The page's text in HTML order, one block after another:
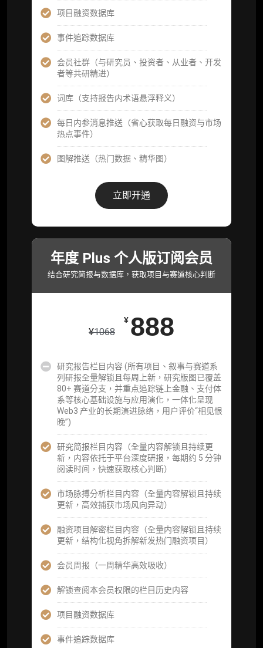
项目融资数据库
事件追踪数据库
会员社群（与研究员、投资者、从业者、开发
者等共研精进）
词库（支持报告内术语悬浮释义）
每日内参消息推送（省心获取每日融资与市场
热点事件）
图解推送（热门数据、精华图）
立即开通
年度 Plus 个人版订阅会员
结合研究简报与数据库，获取项目与赛道核心判断
¥1068
¥ 888
研究报告栏目内容 (所有项目、叙事与赛道系
列研报全量解锁且每周上新，研究版图已覆盖
80+ 赛道分支，并重点追踪链上金融、支付体
系等核心基础设施与应用演化，一体化呈现
Web3 产业的长期演进脉络，用户评价“相见恨
晚”)
研究简报栏目内容（全量内容解锁且持续更
新，内容依托于平台深度研报，每期约 5 分钟
阅读时间，快速获取核心判断）
市场脉搏分析栏目内容（全量内容解锁且持续
更新，高效捕获市场风向异动）
融资项目解密栏目内容（全量内容解锁且持续
更新，结构化视角拆解新发热门融资项目）
会员周报（一周精华高效吸收）
解锁查阅本会员权限的栏目历史内容
项目融资数据库
事件追踪数据库
分析师专属答疑服务（3 次提问，话题需审
淀内容）​
研精进）
可下载报告 PDF 版（12 次/年）
供，2次/年)
列研报全量解锁且每周上新，研究版图已覆盖
80+ 赛道分支，并重点追踪链上金融、支付体
系等核心基础设施与应用演化，一体化呈现
研究简报栏目内容（内容依托于研报，快速获
取研究对象核心判断）
市场脉搏分析、融资项目解密栏目内容（持续
项目融资数据库
会员周报（一周精华高效吸收）
解锁本会员权限的栏目历史内容
词库（支持报告内术语悬浮释义）
每日内参消息推送
研究方向沟通与反馈
定制化研究报告折扣（9.5 折）
立即开通
机构高级年度服务会员
获得专业团队定制研究支持